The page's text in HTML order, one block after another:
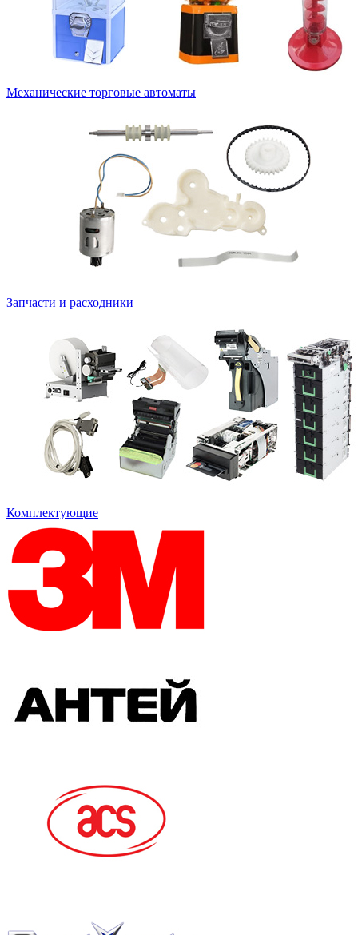
Механические торговые автоматы
Запчасти и расходники
Комплектующие